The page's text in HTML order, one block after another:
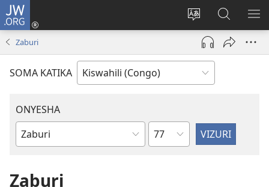
JW.ORG
Badili
luga
ya
adresi
Ingia
(opens
window)
Tafuta
ku
JW.ORG
Zaburi
SOMA KATIKA
ONYESHA
Vitabu
Biblia
Sura
Zaburi